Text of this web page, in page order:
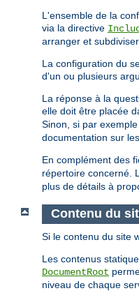
L'ensemble de la
via la directive
arranger et
La configuration du
d'un ou plusieurs
La réponse à la
elle doit être placée
Sinon, si par
documentation sur les
En complément des
répertoire concerné.
plus de détails à
Contenu du
Si le contenu du site
Les contenus
DocumentRoot
niveau de chaque